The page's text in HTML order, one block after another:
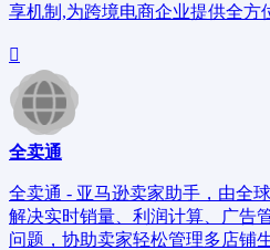
享机制,为跨境电商企业提供全方
全卖通
全卖通 - 亚马逊卖家助手，由全
解决实时销量、利润计算、广告
问题，协助卖家轻松管理多店铺生